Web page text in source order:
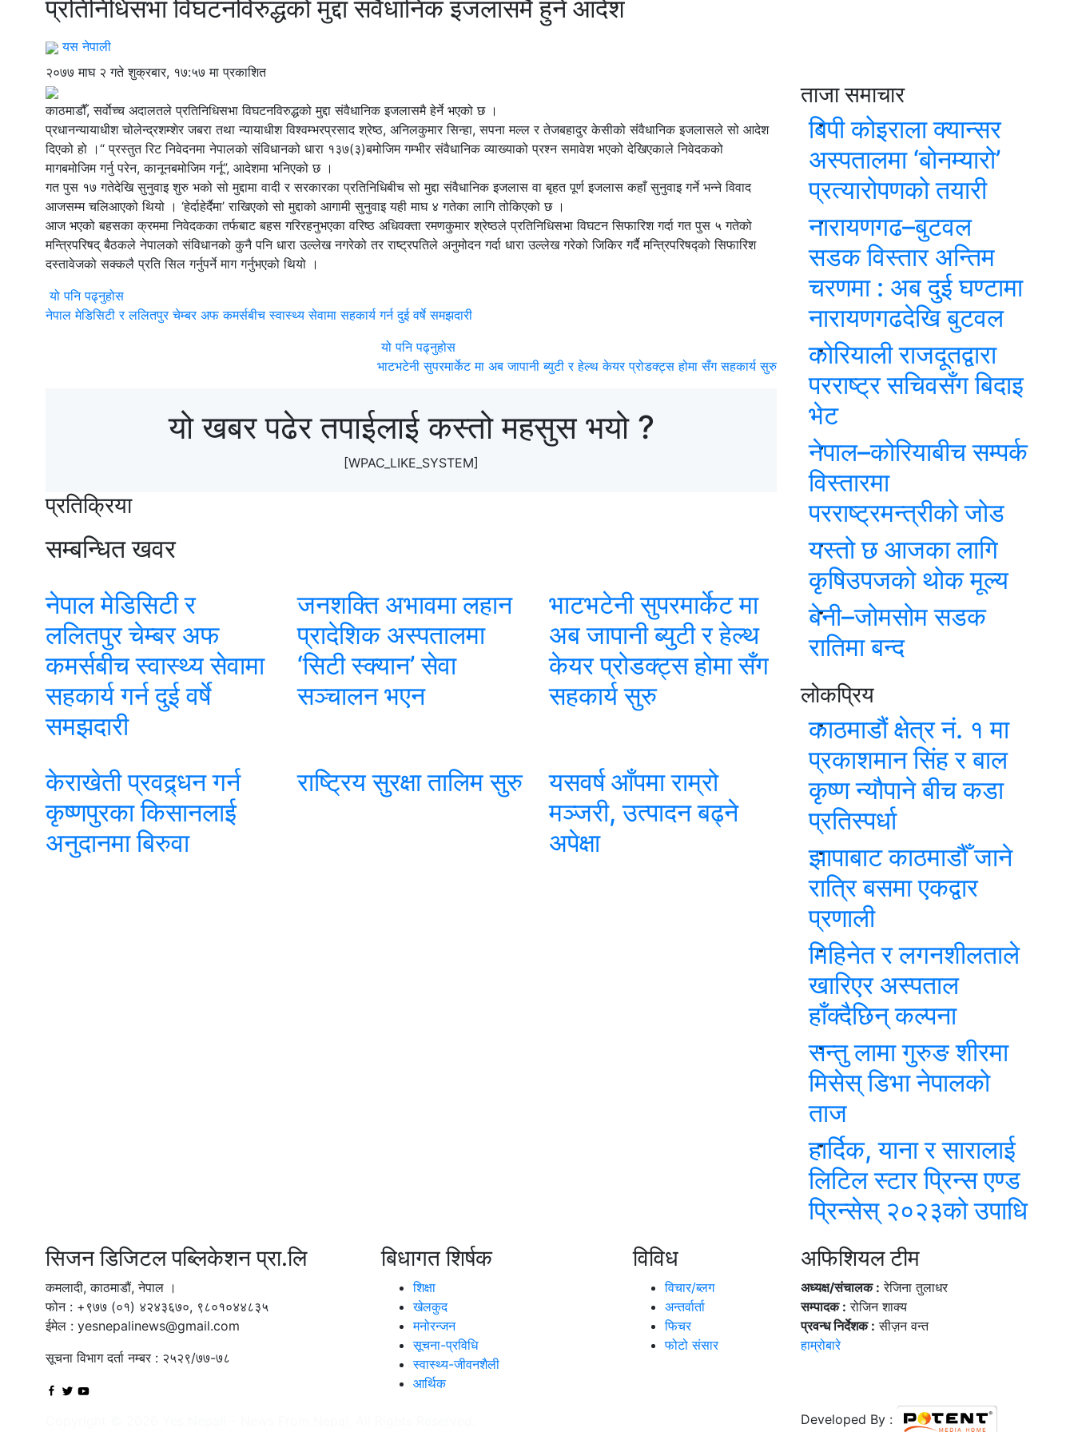
प्रतिनिधिसभा विघटनविरुद्धको मुद्दा संवैधानिक इजलासमै हुने आदेश
यस नेपाली
२०७७ माघ २ गते शुक्रबार, १७:५७ मा प्रकाशित
काठमाडौँ, सर्वाेच्च अदालतले प्रतिनिधिसभा विघटनविरुद्धको मुद्दा संवैधानिक इजलासमै हेर्ने भएको छ ।
प्रधानन्यायाधीश चोलेन्द्रशम्शेर जबरा तथा न्यायाधीश विश्वम्भरप्रसाद श्रेष्ठ, अनिलकुमार सिन्हा, सपना मल्ल र तेजबहादुर केसीको संंवैधानिक इजलासले सो आदेश
दिएको हो ।“ प्रस्तुत रिट निवेदनमा नेपालको संविधानको धारा १३७(३)बमोजिम गम्भीर संवैधानिक व्याख्याको प्रश्न समावेश भएको देखिएकाले निवेदकको
मागबमोजिम गर्नु परेन, कानूनबमोजिम गर्नू”, आदेशमा भनिएको छ ।
गत पुस १७ गतेदेखि सुनुवाइ शुरु भको सो मुद्दामा वादी र सरकारका प्रतिनिधिबीच सो मुद्दा संवैधानिक इजलास वा बृहत पूर्ण इजलास कहाँ सुनुवाइ गर्ने भन्ने विवाद
आजसम्म चलिआएको थियो । ‘हेर्दाहेर्दैमा’ राखिएको सो मुद्दाको आगामी सुनुवाइ यही माघ ४ गतेका लागि तोकिएको छ ।
आज भएको बहसका क्रममा निवेदकका तर्फबाट बहस गरिरहनुभएका वरिष्ठ अधिवक्ता रमणकुमार श्रेष्ठले प्रतिनिधिसभा विघटन सिफारिश गर्दा गत पुस ५ गतेको
मन्त्रिपरिषद् बैठकले नेपालको संविधानको कुनै पनि धारा उल्लेख नगरेको तर राष्ट्रपतिले अनुमोदन गर्दा धारा उल्लेख गरेको जिकिर गर्दै मन्त्रिपरिषद्को सिफारिश
दस्तावेजको सक्कलै प्रति सिल गर्नुपर्ने माग गर्नुभएको थियो ।
यो पनि पढ्नुहोस
नेपाल मेडिसिटी र ललितपुर चेम्बर अफ कमर्सबीच स्वास्थ्य सेवामा सहकार्य गर्न दुई वर्षे समझदारी
यो पनि पढ्नुहोस
भाटभटेनी सुपरमार्केट मा अब जापानी ब्युटी र हेल्थ केयर प्रोडक्ट्स होमा सँग सहकार्य सुरु
यो खबर पढेर तपाईलाई कस्तो महसुस भयो ?
[WPAC_LIKE_SYSTEM]
प्रतिक्रिया
सम्बन्धित खवर
नेपाल मेडिसिटी र
ललितपुर चेम्बर अफ
कमर्सबीच स्वास्थ्य सेवामा
सहकार्य गर्न दुई वर्षे
समझदारी
जनशक्ति अभावमा लहान
प्रादेशिक अस्पतालमा
‘सिटी स्क्यान’ सेवा
सञ्चालन भएन
भाटभटेनी सुपरमार्केट मा
अब जापानी ब्युटी र हेल्थ
केयर प्रोडक्ट्स होमा सँग
सहकार्य सुरु
केराखेती प्रवद्र्धन गर्न
कृष्णपुरका किसानलाई
अनुदानमा बिरुवा
राष्ट्रिय सुरक्षा तालिम सुरु
यसवर्ष आँपमा राम्रो
मञ्जरी, उत्पादन बढ्ने
अपेक्षा
ताजा समाचार
बिपी कोइराला क्यान्सर
अस्पतालमा ‘बोनम्यारो’
प्रत्यारोपणको तयारी
नारायणगढ–बुटवल
सडक विस्तार अन्तिम
चरणमा : अब दुई घण्टामा
नारायणगढदेखि बुटवल
कोरियाली राजदूतद्वारा
परराष्ट्र सचिवसँग बिदाइ
भेट
नेपाल–कोरियाबीच सम्पर्क
विस्तारमा
परराष्ट्रमन्त्रीको जोड
यस्तो छ आजका लागि
कृषिउपजको थोक मूल्य
बेनी–जोमसोम सडक
रातिमा बन्द
लोकप्रिय
काठमाडौं क्षेत्र नं. १ मा
प्रकाशमान सिंह र बाल
कृष्ण न्यौपाने बीच कडा
प्रतिस्पर्धा
झापाबाट काठमाडौँ जाने
रात्रि बसमा एकद्वार
प्रणाली
मिहिनेत र लगनशीलताले
खारिएर अस्पताल
हाँक्दैछिन् कल्पना
सन्तु लामा गुरुङ शीरमा
मिसेस् डिभा नेपालको
ताज
हार्दिक, याना र सारालाई
लिटिल स्टार प्रिन्स एण्ड
प्रिन्सेस् २०२३को उपाधि
सिजन डिजिटल पब्लिकेशन प्रा.लि
कमलादी, काठमाडौं, नेपाल ।
फोन : +९७७ (०१) ४२४३६७०, ९८०१०४४८३५
ईमेल : yesnepalinews@gmail.com
सूचना विभाग दर्ता नम्बर : २५२९/७७-७८
बिधागत शिर्षक
शिक्षा
खेलकुद
मनोरन्जन
सूचना-प्रविधि
स्वास्थ्य-जीवनशैली
आर्थिक
विविध
विचार/ब्लग
अन्तर्वार्ता
फिचर
फोटो संसार
अफिशियल टीम
अध्यक्ष/संचालक : रेजिना तुलाधर
सम्पादक : रोजिन शाक्य
प्रवन्ध निर्देशक : सीज़न वन्त
हाम्रोबारे
Developed By :